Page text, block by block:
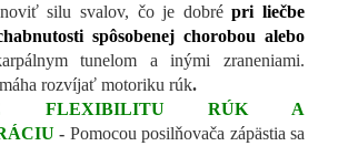
silu svalov, čo je dobrépri liečbe
spôsobenej chorobou alebo
tunelom a inými zraneniami.
rozvíjať motoriku rúk.
FLEXIBILITU RÚK A
- Pomocou posilňovača zápästia sa